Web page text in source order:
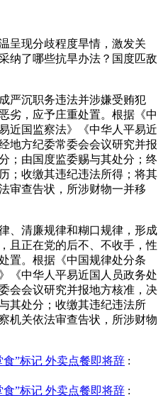
现分歧程度旱情，激发关
纳了哪些抗旱办法？国度匹敌
沉职务违法并涉嫌受贿犯
劣，应予庄重处置。根据《中
近国监察法》《中华人平易近
地方纪委常委会会议研究并报
；由国度监委赐与其处分；终
；收缴其违纪违法所得；将其
审查告状，所涉财物一并移
清廉规律和糊口规律，形成
且正在党的后不、不收手，性
置。根据《中国规律处分条
《中华人平易近国人员政务处
会会议研究并报地方核准，决
其处分；收缴其违纪违法所
机关依法审查告状，所涉财物
”标记 外卖点餐即将辞 :
”标记 外卖点餐即将辞 :